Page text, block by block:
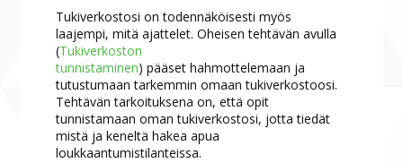
Tukiverkostosi on todennäköisesti myös
laajempi, mitä ajattelet. Oheisen tehtävän avulla
(Tukiverkoston
tunnistaminen) pääset hahmottelemaan ja
tutustumaan tarkemmin omaan tukiverkostoosi.
Tehtävän tarkoituksena on, että opit
tunnistamaan oman tukiverkostosi, jotta tiedät
mistä ja keneltä hakea apua
loukkaantumistilanteissa.